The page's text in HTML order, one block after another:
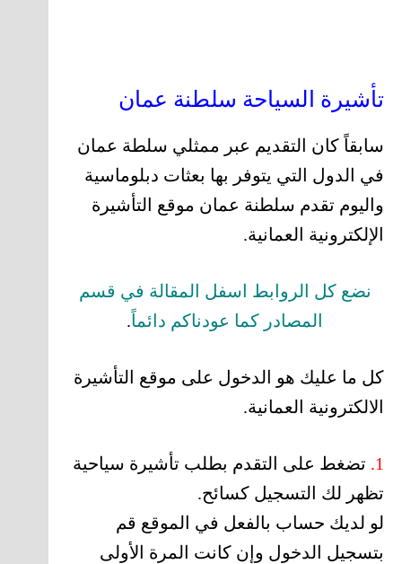
تأشيرة السياحة سلطنة عمان
سابقاً كان التقديم عبر ممثلي سلطة عمان
في الدول التي يتوفر بها بعثات دبلوماسية
واليوم تقدم سلطنة عمان موقع التأشيرة
الإلكترونية العمانية.
نضع كل الروابط اسفل المقالة في قسم
المصادر كما عودناكم دائماً.
كل ما عليك هو الدخول على موقع التأشيرة
الالكترونية العمانية.
1. تضغط على التقدم بطلب تأشيرة سياحية
تظهر لك التسجيل كسائح.
لو لديك حساب بالفعل في الموقع قم
بتسجيل الدخول وإن كانت المرة الأولى